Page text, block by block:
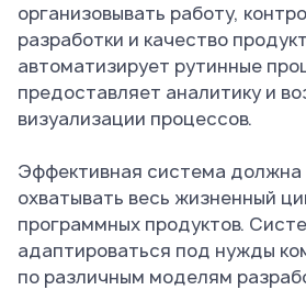
организовывать работу,
разработки и качество
автоматизирует рутинные
предоставляет аналитику и
визуализации процессов.
Эффективная система должна
охватывать весь жизненный
программных продуктов.
адаптироваться под нужды
по различным моделям